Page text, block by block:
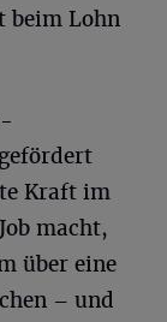
beim Lohn
Kraft im
macht,
über eine
– und